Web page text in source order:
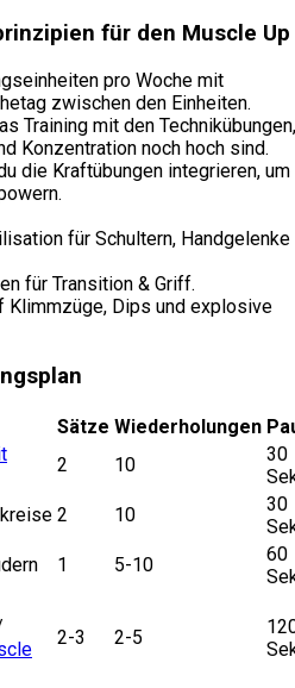
für den Muscle Up
pro Woche mit
zwischen den Einheiten.
Training mit den Technikübungen,
Konzentration noch hoch sind.
die Kraftübungen integrieren, um
für Schultern, Handgelenke
für Transition & Griff.
Klimmzüge, Dips und explosive
Sätze Wiederholungen
2 10
30
2 10
30
1 5-10
60
2-3 2-5